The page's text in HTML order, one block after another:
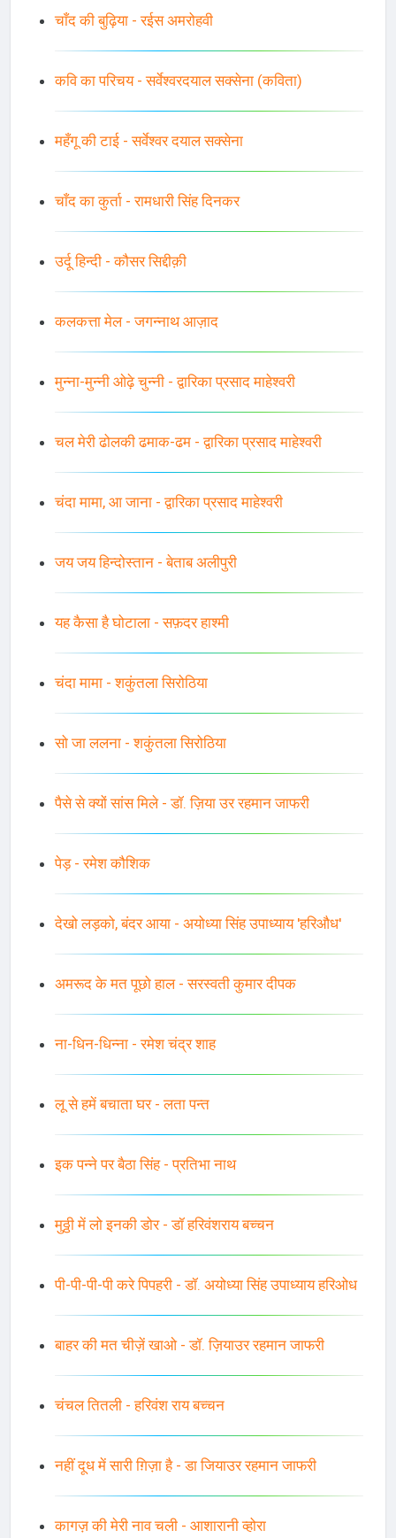
चाँद की बुढ़िया - रईस अमरोहवी
कवि का परिचय - सर्वेश्वरदयाल सक्सेना (कविता)
महँगू की टाई - सर्वेश्वर दयाल सक्सेना
चाँद का कुर्ता - रामधारी सिंह दिनकर
उर्दू हिन्दी - कौसर सिद्दीक़ी
कलकत्ता मेल - जगन्नाथ आज़ाद
मुन्ना-मुन्नी ओढ़े चुन्नी - द्वारिका प्रसाद माहेश्वरी
चल मेरी ढोलकी ढमाक-ढम - द्वारिका प्रसाद माहेश्वरी
चंदा मामा, आ जाना - द्वारिका प्रसाद माहेश्वरी
जय जय हिन्दोस्तान - बेताब अलीपुरी
यह कैसा है घोटाला - सफ़दर हाश्मी
चंदा मामा - शकुंतला सिरोठिया
सो जा ललना - शकुंतला सिरोठिया
पैसे से क्यों सांस मिले - डॉ. ज़िया उर रहमान जाफरी
पेड़ - रमेश कौशिक
देखो लड़को, बंदर आया - अयोध्या सिंह उपाध्याय 'हरिऔध'
अमरूद के मत पूछो हाल - सरस्वती कुमार दीपक
ना-धिन-धिन्ना - रमेश चंद्र शाह
लू से हमें बचाता घर - लता पन्त
इक पन्ने पर बैठा सिंह - प्रतिभा नाथ
मुठ्ठी में लो इनकी डोर - डॉ हरिवंशराय बच्चन
पी-पी-पी-पी करे पिपहरी - डॉ. अयोध्या सिंह उपाध्याय हरिओध
बाहर की मत चीज़ें खाओ - डॉ. ज़ियाउर रहमान जाफरी
चंचल तितली - हरिवंश राय बच्चन
नहीं दूध में सारी ग़िज़ा है - डा जियाउर रहमान जाफरी
कागज़ की मेरी नाव चली - आशारानी व्होरा